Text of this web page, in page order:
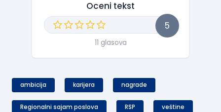
Oceni tekst
5
11 glasova
ambicija karijera nagrade
Regionalni sajam poslova RSP veštine